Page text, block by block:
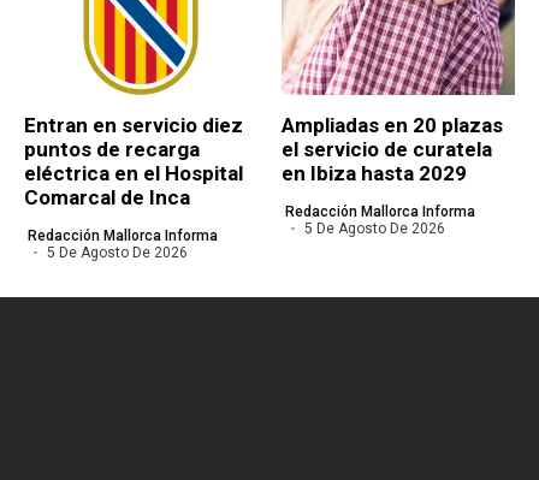
Entran en servicio diez
puntos de recarga
eléctrica en el Hospital
Comarcal de Inca
Redacción Mallorca Informa
5 De Agosto De 2026
Ampliadas en 20 plazas
el servicio de curatela
en Ibiza hasta 2029
Redacción Mallorca Informa
5 De Agosto De 2026